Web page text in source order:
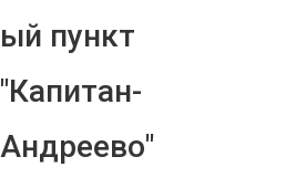
ый пункт
"Капитан-
Андреево"